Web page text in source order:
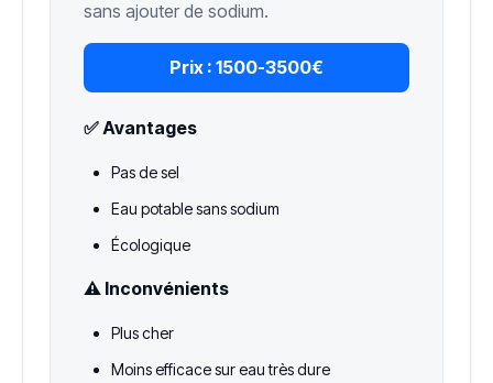
sans ajouter de sodium.
Prix : 1500-3500€
✅ Avantages
Pas de sel
Eau potable sans sodium
Écologique
⚠️ Inconvénients
Plus cher
Moins efficace sur eau très dure